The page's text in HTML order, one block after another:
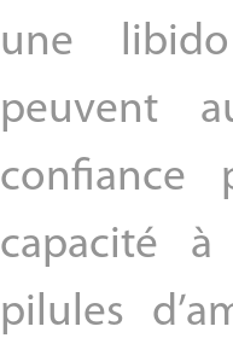
une
peuvent
confiance
capacité à
pilules